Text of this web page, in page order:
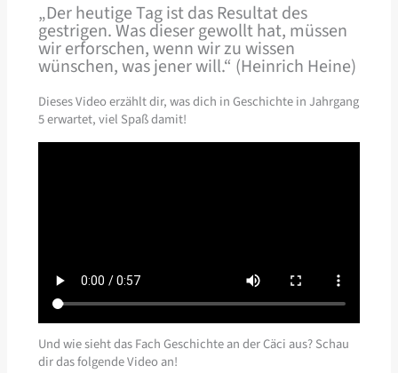
„Der heutige Tag ist das Resultat des
gestrigen. Was dieser gewollt hat, müssen
wir erforschen, wenn wir zu wissen
wünschen, was jener will.“ (Heinrich Heine)
Dieses Video erzählt dir, was dich in Geschichte in Jahrgang
5 erwartet, viel Spaß damit!
Und wie sieht das Fach Geschichte an der Cäci aus? Schau
dir das folgende Video an!